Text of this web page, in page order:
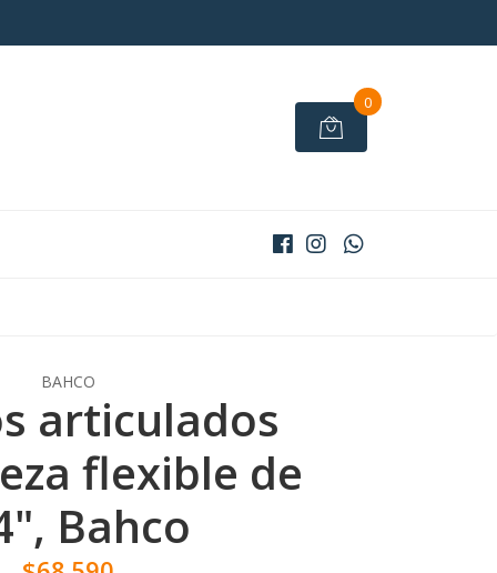
0
BAHCO
articulados
flexible de
Bahco